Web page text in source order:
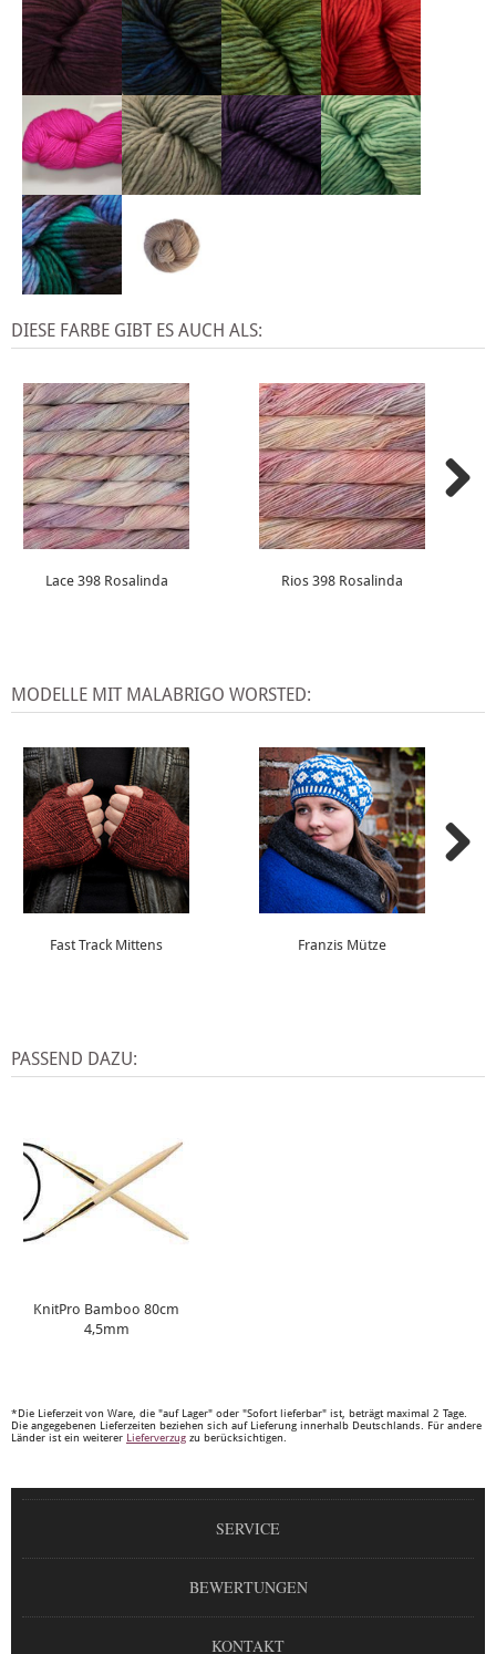
DIESE FARBE GIBT ES AUCH ALS:
Lace 398 Rosalinda Rios 398 Rosalinda
MODELLE MIT MALABRIGO WORSTED:
Fast Track Mittens Franzis Mütze
PASSEND DAZU:
KnitPro Bamboo 80cm
4,5mm
*Die Lieferzeit von Ware, die "auf Lager" oder "Sofort lieferbar" ist, beträgt maximal 2 Tage.
Die angegebenen Lieferzeiten beziehen sich auf Lieferung innerhalb Deutschlands. Für andere
Länder ist ein weiterer Lieferverzug zu berücksichtigen.
SERVICE
BEWERTUNGEN
KONTAKT